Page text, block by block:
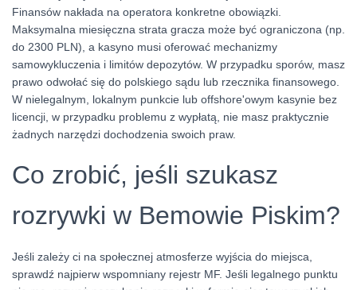
Finansów nakłada na operatora konkretne obowiązki.
Maksymalna miesięczna strata gracza może być ograniczona (np.
do 2300 PLN), a kasyno musi oferować mechanizmy
samowykluczenia i limitów depozytów. W przypadku sporów, masz
prawo odwołać się do polskiego sądu lub rzecznika finansowego.
W nielegalnym, lokalnym punkcie lub offshore'owym kasynie bez
licencji, w przypadku problemu z wypłatą, nie masz praktycznie
żadnych narzędzi dochodzenia swoich praw.
Co zrobić, jeśli szukasz
rozrywki w Bemowie Piskim?
Jeśli zależy ci na społecznej atmosferze wyjścia do miejsca,
sprawdź najpierw wspomniany rejestr MF. Jeśli legalnego punktu